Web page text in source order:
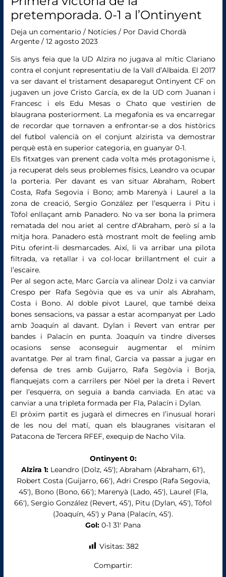
pretemporada. 0-1 a l’Ontinyent
Deja un comentario / Notícies / Por David Chordà
Argente/12 agosto 2023
Sis anys feia que la UD Alzira no jugava al mític Clariano
contra el conjunt representatiu de la Vall d’Albaida. El 2017
va ser davant el tristament desaparegut Ontinyent CF on
jugaven un jove Cristo García, ex de la UD com Juanan i
Francesc i els Edu Mesas o Chato que vestirien de
blaugrana posteriorment. La megafonia es va encarregar
de recordar que tornaven a enfrontar-se a dos històrics
del futbol valencià on el conjunt alzirista va demostrar
perquè està en superior categoria, en guanyar 0-1.
Els fitxatges van prenent cada volta més protagonisme i,
ja recuperat dels seus problemes físics, Leandro va ocupar
la porteria. Per davant es van situar Abraham, Robert
Costa, Rafa Segovia i Bono; amb Marenyà i Laurel a la
zona de creació, Sergio González per l’esquerra i Pitu i
Tòfol enllaçant amb Panadero. No va ser bona la primera
rematada del nou ariet al centre d’Abraham, però sí a la
mitja hora. Panadero està mostrant molt de feeling amb
Pitu oferint-li desmarcades. Així, li va arribar una pilota
filtrada, va retallar i va col·locar brillantment el cuir a
l’escaire.
Per al segon acte, Marc García va alinear Dolz i va canviar
Crespo per Rafa Segòvia que es va unir als Abraham,
Costa i Bono. Al doble pivot Laurel, que també deixa
bones sensacions, va passar a estar acompanyat per Lado
amb Joaquín al davant. Dylan i Revert van entrar per
bandes i Palacín en punta. Joaquín va tindre diverses
ocasions sense aconseguir augmentar el mínim
avantatge. Per al tram final, Garcia va passar a jugar en
defensa de tres amb Guijarro, Rafa Segòvia i Borja,
flanquejats com a carrilers per Nöel per la dreta i Revert
per l’esquerra, on seguia a banda canviada. En atac va
canviar a una tripleta formada per Fla, Palacín i Dylan.
El pròxim partit es jugarà el dimecres en l’inusual horari
de les nou del matí, quan els blaugranes visitaran el
Patacona de Tercera RFEF, exequip de Nacho Vila.
Ontinyent 0:
Alzira 1: Leandro (Dolz, 45′); Abraham (Abraham, 61′),
Robert Costa (Guijarro, 66′), Adri Crespo (Rafa Segovia,
45′), Bono (Bono, 66′); Marenyà (Lado, 45′), Laurel (Fla,
66′), Sergio González (Revert, 45′), Pitu (Dylan, 45′), Tòfol
(Joaquín, 45′) y Pana (Palacín, 45′).
Gol: 0-1 31′ Pana
Visitas: 382
Compartir: